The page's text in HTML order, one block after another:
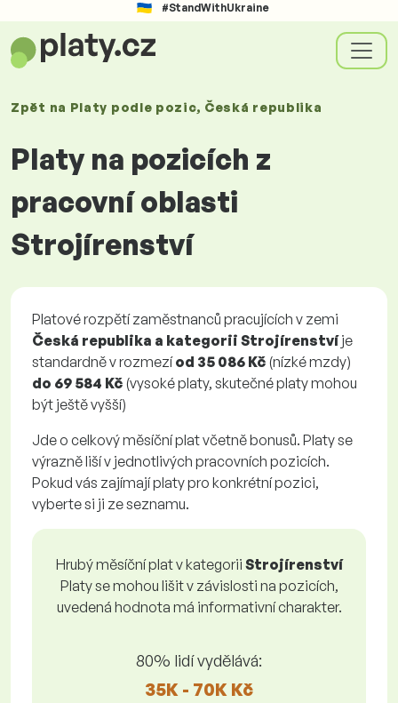
#StandWithUkraine
Zpět na Platy podle pozic, Česká republika
Platy na pozicích z
pracovní oblasti
Strojírenství
Platové rozpětí zaměstnanců pracujících v zemi
Česká republika a kategorii Strojírenstvíje
standardně v rozmezíod 35 086 Kč (nízké mzdy)
do 69 584 Kč (vysoké platy, skutečné platy mohou
být ještě vyšší)
Jde o celkový měsíční plat včetně bonusů. Platy se
výrazně liší v jednotlivých pracovních pozicích.
Pokud vás zajímají platy pro konkrétní pozici,
vyberte si ji ze seznamu.
Hrubý měsíční plat v kategorii Strojírenství
Platy se mohou lišit v závislosti na pozicích,
uvedená hodnota má informativní charakter.
80% lidí vydělává:
35K - 70K Kč